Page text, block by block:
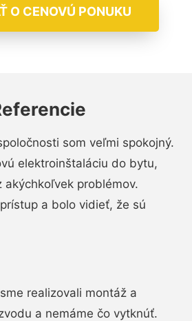
O CENOVÚ PONUKU
som veľmi spokojný.
elektroinštaláciu do bytu,
akýchkoľvek problémov.
a bolo vidieť, že sú
realizovali montáž a
a nemáme čo vytknúť.